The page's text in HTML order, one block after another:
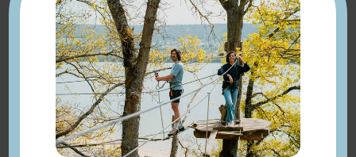
Retourner
à la sélection